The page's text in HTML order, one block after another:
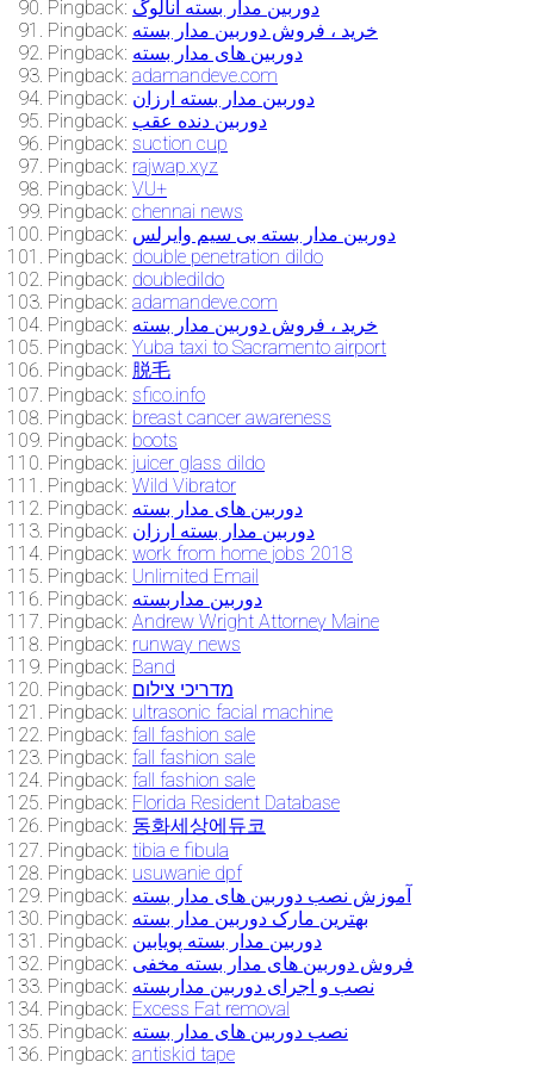
Pingback: دوربین مدار بسته آنالوگ
Pingback: خرید ، فروش دوربین مدار بسته
Pingback: دوربین های مدار بسته
Pingback: adamandeve.com
Pingback: دوربین مدار بسته ارزان
Pingback: دوربین دنده عقب
Pingback: suction cup
Pingback: rajwap.xyz
Pingback: VU+
Pingback: chennai news
Pingback: دوربین مدار بسته بی سیم وایرلس
Pingback: double penetration dildo
Pingback: doubledildo
Pingback: adamandeve.com
Pingback: خرید ، فروش دوربین مدار بسته
Pingback: Yuba taxi to Sacramento airport
Pingback: 脱毛
Pingback: sfico.info
Pingback: breast cancer awareness
Pingback: boots
Pingback: juicer glass dildo
Pingback: Wild Vibrator
Pingback: دوربین های مدار بسته
Pingback: دوربین مدار بسته ارزان
Pingback: work from home jobs 2018
Pingback: Unlimited Email
Pingback: دوربین مداربسته
Pingback: Andrew Wright Attorney Maine
Pingback: runway news
Pingback: Band
Pingback: מדריכי צילום
Pingback: ultrasonic facial machine
Pingback: fall fashion sale
Pingback: fall fashion sale
Pingback: fall fashion sale
Pingback: Florida Resident Database
Pingback: 동화세상에듀코
Pingback: tibia e fibula
Pingback: usuwanie dpf
Pingback: آموزش نصب دوربین های مدار بسته
Pingback: بهترین مارک دوربین مدار بسته
Pingback: دوربین مدار بسته پویابین
Pingback: فروش دوربین های مدار بسته مخفی
Pingback: نصب و اجرای دوربین مداربسته
Pingback: Excess Fat removal
Pingback: نصب دوربین های مدار بسته
Pingback: antiskid tape